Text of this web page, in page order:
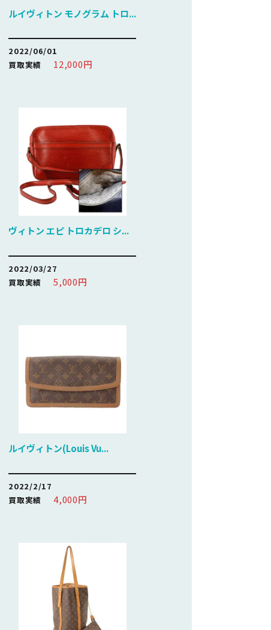
ルイヴィトン モノグラム トロ...
2022/06/01
買取実績
12,000円
ヴィトン エピ トロカデロ シ...
2022/03/27
買取実績
5,000円
ルイヴィトン(Louis Vu...
2022/2/17
買取実績
4,000円